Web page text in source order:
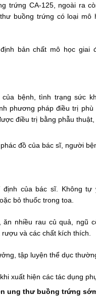
trứng CA-125, ngoài ra
buồng trứng có loại mô
bản chất mô học giai
bệnh, tình trạng sức
phương pháp điều trị
điều trị bằng phẫu thuật,
đồ của bác sĩ, người
định của bác sĩ. Không tự
bỏ thuốc trong toa.
ăn nhiều rau củ quả, ngũ
và các chất kích thích.
tập luyện thể dục
xuất hiện các tác dụng
ung thư buồng trứng